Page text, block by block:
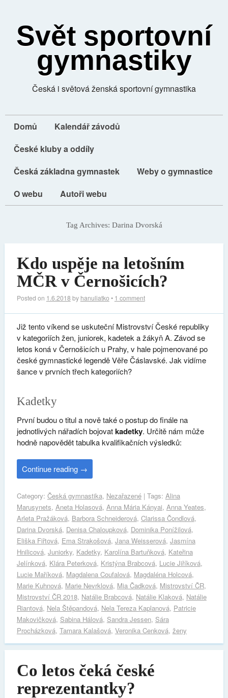
Svět sportovní
gymnastiky
Česká i světová ženská sportovní gymnastika
Domů
Kalendář závodů
České kluby a oddíly
Česká základna gymnastek
Weby o gymnastice
O webu
Autoři webu
Tag Archives: Darina Dvorská
Kdo uspěje na letošním
MČR v Černošicích?
Posted on 1.6.2018 by hanuliatko • 1 comment
Již tento víkend se uskuteční Mistrovství České republiky
v kategoriích žen, juniorek, kadetek a žákyň A. Závod se
letos koná v Černošicích u Prahy, v hale pojmenované po
české gymnastické legendě Věře Čáslavské. Jak vidíme
šance v prvních třech kategoriích?
Kadetky
První budou o titul a nově také o postup do finále na
jednotlivých nářadích bojovatkadetky. Určitě nám může
hodně napovědět tabulka kvalifikačních výsledků:
Continue reading →
Category: Česká gymnastika, Nezařazené| Tags: Alina
Marusynets, Aneta Holasová, Anna Mária Kányai, Anna Yeates,
Arleta Pražáková, Barbora Schneiderová, Clarissa Čondlová,
Darina Dvorská, Denisa Chaloupková, Dominika Ponížilová,
Eliška Fiřtová, Ema Strakošová, Jana Weisserová, Jasmína
Hnilicová, Juniorky, Kadetky, Karolína Bartuňková, Kateřina
Jelínková, Klára Peterková, Kristýna Brabcová, Lucie Jiříková,
Lucie Maříková, Magdalena Coufalová, Magdaléna Holcová,
Marie Kuhnová, Marie Nevrklová, Mia Čadková, Mistrovství ČR,
Mistrovství ČR 2018, Natálie Brabcová, Natálie Klaková, Natálie
Riantová, Nela Štěpandová, Nela Tereza Kaplanová, Patricie
Makovičková, Sabina Hálová, Sandra Jessen, Sára
Procházková, Tamara Kalašová, Veronika Cenková, ženy
Co letos čeká české
reprezentantky?